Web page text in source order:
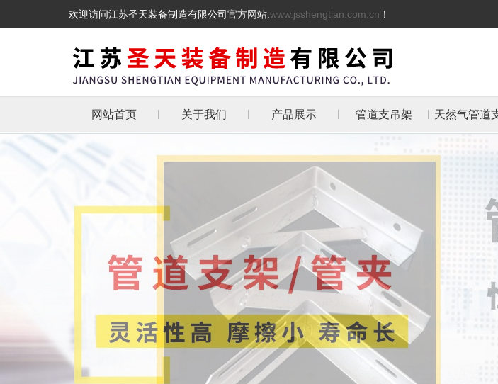
欢迎访问江苏圣天装备制造有限公司官方网站:www.jsshengtian.com.cn ！
网站首页 关于我们 产品展示
热镀锌三角架
天然气管道支架
抗震支架
L型角铁角钢消防管
托架
管道支架
化工管道管卡抱箍
消防管道支架
电力支架
管道支吊架 天然气管道